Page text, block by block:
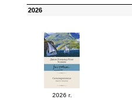
2026
2026 г.